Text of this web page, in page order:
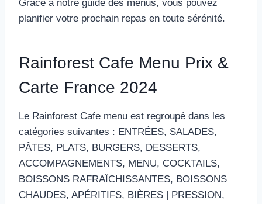
Grâce à notre guide des menus, vous pouvez
planifier votre prochain repas en toute sérénité.
Rainforest Cafe Menu Prix &
Carte France 2024
Le Rainforest Cafe menu est regroupé dans les
catégories suivantes : ENTRÉES, SALADES,
PÂTES, PLATS, BURGERS, DESSERTS,
ACCOMPAGNEMENTS, MENU, COCKTAILS,
BOISSONS RAFRAÎCHISSANTES, BOISSONS
CHAUDES, APÉRITIFS, BIÈRES | PRESSION,